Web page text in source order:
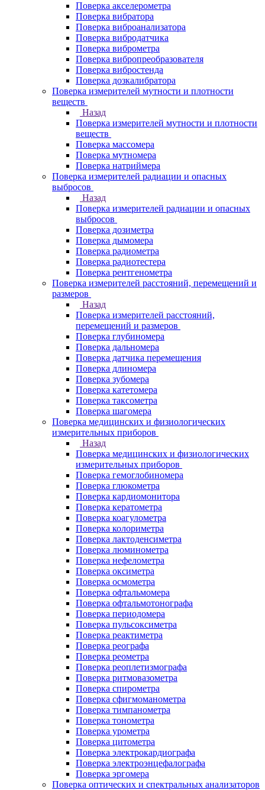
Поверка акселерометра
Поверка вибратора
Поверка виброанализатора
Поверка вибродатчика
Поверка виброметра
Поверка вибропреобразователя
Поверка вибростенда
Поверка дозкалибратора
Поверка измерителей мутности и плотности
веществ
Назад
Поверка измерителей мутности и плотности
веществ
Поверка массомера
Поверка мутномера
Поверка натриймера
Поверка измерителей радиации и опасных
выбросов
Назад
Поверка измерителей радиации и опасных
выбросов
Поверка дозиметра
Поверка дымомера
Поверка радиометра
Поверка радиотестера
Поверка рентгенометра
Поверка измерителей расстояний, перемещений и
размеров
Назад
Поверка измерителей расстояний,
перемещений и размеров
Поверка глубиномера
Поверка дальномера
Поверка датчика перемещения
Поверка длиномера
Поверка зубомера
Поверка катетомера
Поверка таксометра
Поверка шагомера
Поверка медицинских и физиологических
измерительных приборов
Назад
Поверка медицинских и физиологических
измерительных приборов
Поверка гемоглобиномера
Поверка глюкометра
Поверка кардиомонитора
Поверка кератометра
Поверка коагулометра
Поверка колориметра
Поверка лактоденсиметра
Поверка люминометра
Поверка нефелометра
Поверка оксиметра
Поверка осмометра
Поверка офтальмомера
Поверка офтальмотонографа
Поверка периодомера
Поверка пульсоксиметра
Поверка реактиметра
Поверка реографа
Поверка реометра
Поверка реоплетизмографа
Поверка ритмовазометра
Поверка спирометра
Поверка сфигмоманометра
Поверка тимпанометра
Поверка тонометра
Поверка урометра
Поверка цитометра
Поверка электрокардиографа
Поверка электроэнцефалографа
Поверка эргомера
Поверка оптических и спектральных анализаторов